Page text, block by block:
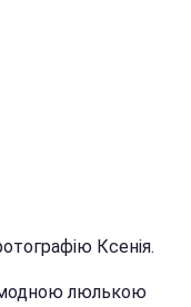
Ксенія.
модною люлькою